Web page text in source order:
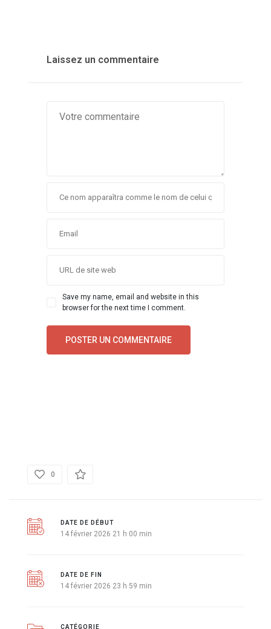
Laissez un commentaire
Save my name, email and website in this
browser for the next time I comment.
0
DATE DE DÉBUT
14 février 2026 21 h 00 min
DATE DE FIN
14 février 2026 23 h 59 min
CATÉGORIE